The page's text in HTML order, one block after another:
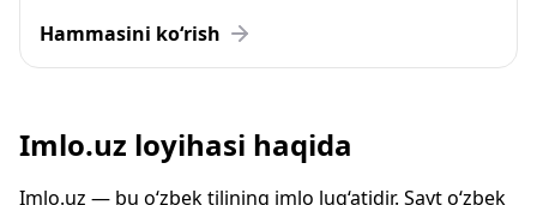
Hammasini ko‘rish
Imlo.uz loyihasi haqida
Imlo.uz — bu o‘zbek tilining imlo lug‘atidir. Sayt o‘zbek